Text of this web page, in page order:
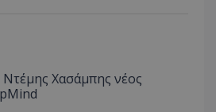
Χασάμπης νέος